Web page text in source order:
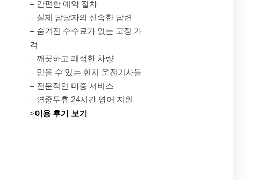
– 간편한 예약 절차
– 실제 담당자의 신속한 답변
– 숨겨진 수수료가 없는 고정 가
격
– 깨끗하고 쾌적한 차량
– 믿을 수 있는 현지 운전기사들
– 전문적인 마중 서비스
– 연중무휴 24시간 영어 지원
>이용 후기 보기